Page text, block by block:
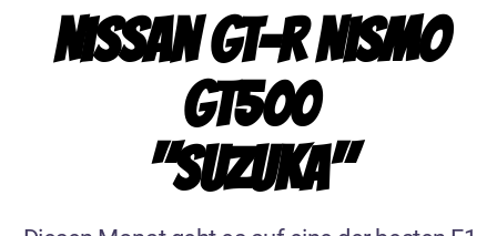
Nissan GT-R Nismo
GT500
"Suzuka"